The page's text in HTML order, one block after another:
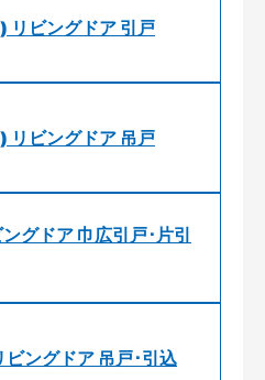
ビングドア 引戸
ビングドア 吊戸
グドア 巾広引戸･片引
ングドア 吊戸･引込